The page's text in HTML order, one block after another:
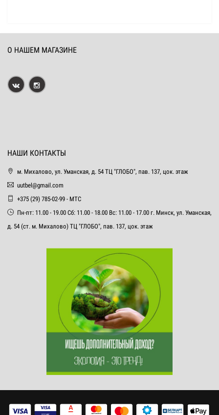
О НАШЕМ МАГАЗИНЕ
НАШИ КОНТАКТЫ
м. Михалово, ул. Уманская, д. 54 ТЦ "ГЛОБО", пав. 137, цок. этаж
uutbel@gmail.com
+375 (29) 785-02-99 - МТС
Пн-пт: 11.00 - 19.00 Сб: 11.00 - 18.00 Вс: 11.00 - 17.00 г. Минск, ул. Уманская,
д. 54 (ст. м. Михалово) ТЦ "ГЛОБО", пав. 137, цок. этаж